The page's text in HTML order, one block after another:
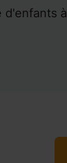
d'enfants à